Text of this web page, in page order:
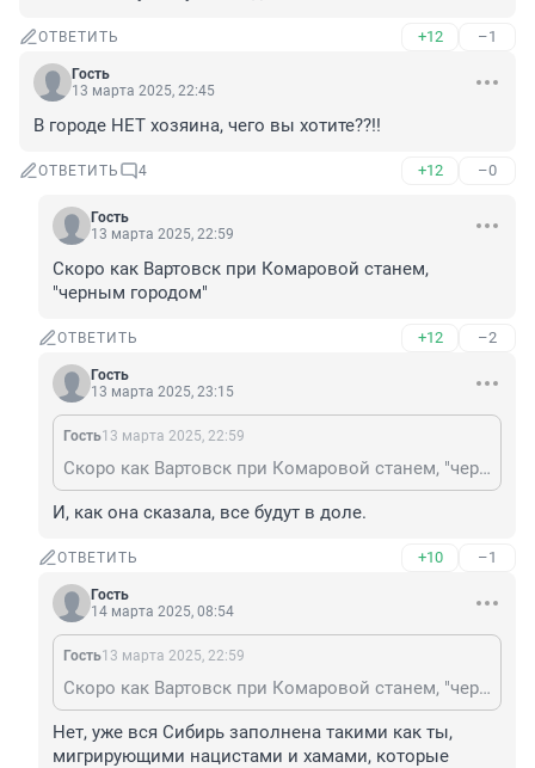
ОТВЕТИТЬ +12 –1
Гость
13 марта 2025, 22:45
В городе НЕТ хозяина, чего вы хотите??!!
ОТВЕТИТЬ 4 +12 –0
Гость
13 марта 2025, 22:59
Скоро как Вартовск при Комаровой станем,
"черным городом"
ОТВЕТИТЬ +12 –2
Гость
13 марта 2025, 23:15
Гость13 марта 2025, 22:59
Скоро как Вартовск при Комаровой станем, "черным городом"
И, как она сказала, все будут в доле.
ОТВЕТИТЬ +10 –1
Гость
14 марта 2025, 08:54
Гость13 марта 2025, 22:59
Скоро как Вартовск при Комаровой станем, "черным городом"
Нет, уже вся Сибирь заполнена такими как ты,
мигрирующими нацистами и хамами, которые